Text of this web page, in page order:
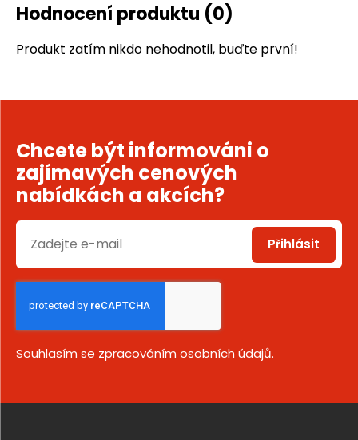
Hodnocení produktu (0)
Produkt zatím nikdo nehodnotil, buďte první!
Chcete být informováni o
zajímavých cenových
nabídkách a akcích?
Přihlásit
Souhlasím se zpracováním osobních údajů.